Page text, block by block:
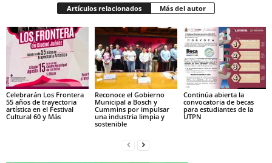
Artículos relacionados Más del autor
Celebrarán Los Frontera
55 años de trayectoria
artística en el Festival
Cultural 60 y Más
Reconoce el Gobierno
Municipal a Bosch y
Cummins por impulsar
una industria limpia y
sostenible
Continúa abierta la
convocatoria de becas
para estudiantes de la
UTPN